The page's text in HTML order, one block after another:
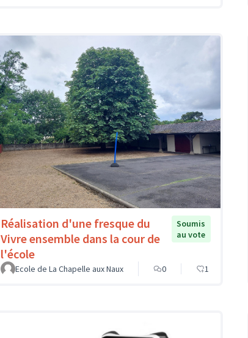
Réalisation d'une fresque du
Vivre ensemble dans la cour de
l'école
Soumis
au vote
Ecole de La Chapelle aux Naux 0 1